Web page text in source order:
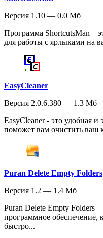
Версия 1.10 — 0.0 Мб
Программа ShortcutsMan –
для работы с ярлыками на
EasyCleaner
Версия 2.0.6.380 — 1.3 Мб
EasyCleaner - это удобная
поможет вам очистить ваш
Puran Delete Empty Folders
Версия 1.2 — 1.4 Мб
Puran Delete Empty Folders
программное обеспечение,
быстро...